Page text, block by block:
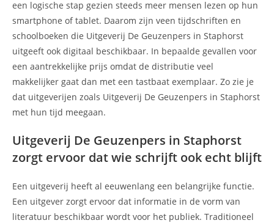
een logische stap gezien steeds meer mensen lezen op hun
smartphone of tablet. Daarom zijn veen tijdschriften en
schoolboeken die Uitgeverij De Geuzenpers in Staphorst
uitgeeft ook digitaal beschikbaar. In bepaalde gevallen voor
een aantrekkelijke prijs omdat de distributie veel
makkelijker gaat dan met een tastbaat exemplaar. Zo zie je
dat uitgeverijen zoals Uitgeverij De Geuzenpers in Staphorst
met hun tijd meegaan.
Uitgeverij De Geuzenpers in Staphorst
zorgt ervoor dat wie schrijft ook echt blijft
Een uitgeverij heeft al eeuwenlang een belangrijke functie.
Een uitgever zorgt ervoor dat informatie in de vorm van
literatuur beschikbaar wordt voor het publiek. Traditioneel